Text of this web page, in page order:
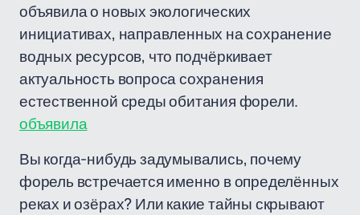
объявила о новых экологических
инициативах, направленных на сохранение
водных ресурсов, что подчёркивает
актуальность вопроса сохранения
естественной среды обитания форели.
объявила
Вы когда-нибудь задумывались, почему
форель встречается именно в определённых
реках и озёрах? Или какие тайны скрывают